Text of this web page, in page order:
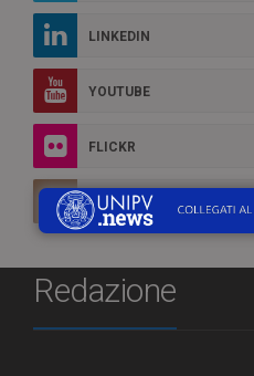
LINKEDIN
YOUTUBE
FLICKR
INSTAGRAM
Redazione